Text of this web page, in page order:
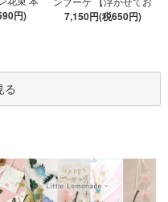
らませ
円)
届け】 ヘリウムガス入
7,150円(税650円)
る